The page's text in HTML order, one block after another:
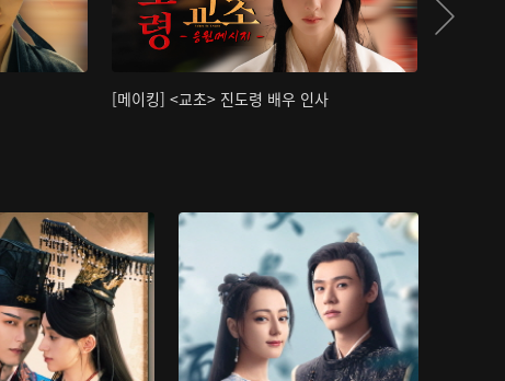
[메이킹] <교초> 진도령 배우 인사